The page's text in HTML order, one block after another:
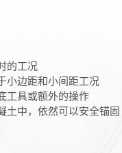
的工况
小边距和小间距工况
工具或额外的操作
土中，依然可以安全锚固